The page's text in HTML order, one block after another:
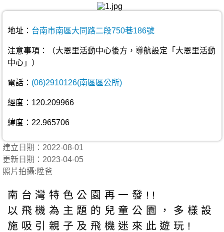
地址： 台南市南區大同路二段750巷186號
注意事項：（大恩里活動中心後方，導航設定「大恩里活動
中心」）
電話： (06)2910126(南區區公所)
經度：120.209966
緯度：22.965706
建立日期：2022-08-01
更新日期：2023-04-05
照片拍攝:陞爸
南台灣特色公園再一發!!
以飛機為主題的兒童公園，多樣設
施吸引親子及飛機迷來此遊玩!